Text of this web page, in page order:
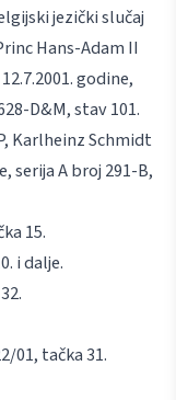
jezički slučaj
Hans-Adam II
godine,
D&M, stav 101.
Karlheinz Schmidt
serija A broj 291-B,
15.
i dalje.
01, tačka 31.